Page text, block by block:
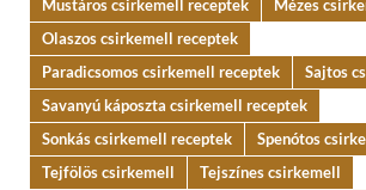
Mustáros csirkemell receptek
Mézes
Olaszos csirkemell receptek
Paradicsomos csirkemell receptek
Sajtos
Savanyú káposzta csirkemell receptek
Sonkás csirkemell receptek
Spenótos
Tejfölös csirkemell
Tejszínes csirkemell